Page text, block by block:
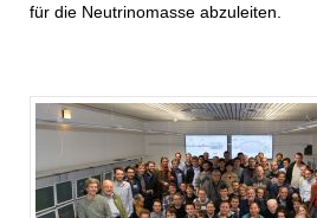
für die Neutrinomasse abzuleiten.